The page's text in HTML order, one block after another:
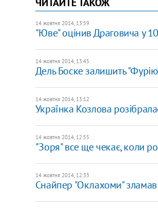
14 жовтня 2014, 13:59
"Юве" оцінив Драговича у
14 жовтня 2014, 13:45
Дель Боске залишить
14 жовтня 2014, 13:12
Українка Козлова
14 жовтня 2014, 12:55
"Зоря" все ще чекає, коли
14 жовтня 2014, 12:33
Снайпер "Оклахоми" зламав